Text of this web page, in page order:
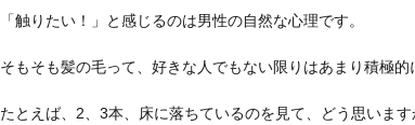
「触りたい！」と感じるのは男性の自然な心理です。
そもそも髪の毛って、好きな人でもない限りはあまり積極的
たとえば、2、3本、床に落ちているのを見て、どう思います